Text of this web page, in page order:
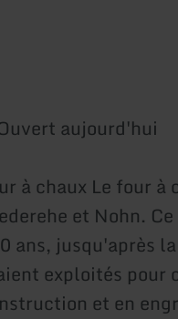
aujourd'hui
à chaux Le four
et Nohn.
ans, jusqu'après
exploités pour
et en